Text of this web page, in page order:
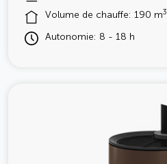
Volume de chauffe: 190 m3
Autonomie: 8 - 18 h